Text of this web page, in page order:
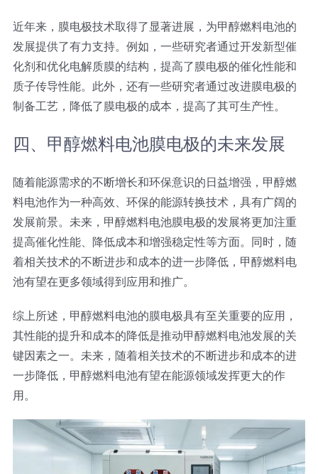
近年来，膜电极技术取得了显著进展，为甲醇燃料电池的
发展提供了有力支持。例如，一些研究者通过开发新型催
化剂和优化电解质膜的结构，提高了膜电极的催化性能和
质子传导性能。此外，还有一些研究者通过改进膜电极的
制备工艺，降低了膜电极的成本，提高了其可生产性。
四、甲醇燃料电池膜电极的未来发展
随着能源需求的不断增长和环保意识的日益增强，甲醇燃
料电池作为一种高效、环保的能源转换技术，具有广阔的
发展前景。未来，甲醇燃料电池膜电极的发展将更加注重
提高催化性能、降低成本和增强稳定性等方面。同时，随
着相关技术的不断进步和成本的进一步降低，甲醇燃料电
池有望在更多领域得到应用和推广。
综上所述，甲醇燃料电池的膜电极具有至关重要的应用，
其性能的提升和成本的降低是推动甲醇燃料电池发展的关
键因素之一。未来，随着相关技术的不断进步和成本的进
一步降低，甲醇燃料电池有望在能源领域发挥更大的作
用。